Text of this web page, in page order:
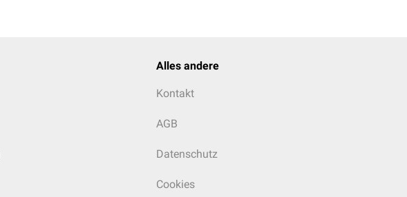
Alles andere
Kontakt
AGB
Datenschutz
Cookies